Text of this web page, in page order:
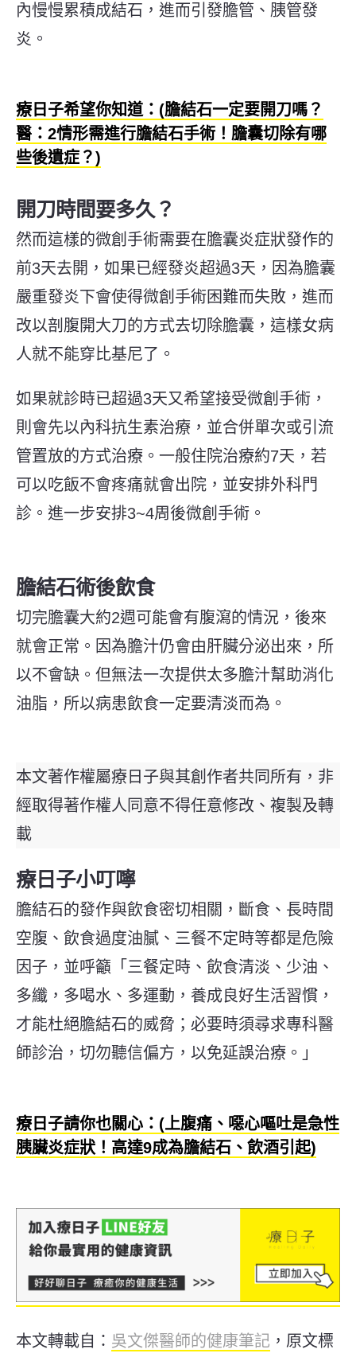
內慢慢累積成結石，進而引發膽管、胰管發
炎。
療日子希望你知道：(膽結石一定要開刀嗎？
醫：2情形需進行膽結石手術！膽囊切除有哪
些後遺症？)
開刀時間要多久？
然而這樣的微創手術需要在膽囊炎症狀發作的
前3天去開，如果已經發炎超過3天，因為膽囊
嚴重發炎下會使得微創手術困難而失敗，進而
改以剖腹開大刀的方式去切除膽囊，這樣女病
人就不能穿比基尼了。
如果就診時已超過3天又希望接受微創手術，
則會先以內科抗生素治療，並合併單次或引流
管置放的方式治療。一般住院治療約7天，若
可以吃飯不會疼痛就會出院，並安排外科門
診。進一步安排3~4周後微創手術。
膽結石術後飲食
切完膽囊大約2週可能會有腹瀉的情況，後來
就會正常。因為膽汁仍會由肝臟分泌出來，所
以不會缺。但無法一次提供太多膽汁幫助消化
油脂，所以病患飲食一定要清淡而為。
本文著作權屬療日子與其創作者共同所有，非
經取得著作權人同意不得任意修改、複製及轉
載
療日子小叮嚀
膽結石的發作與飲食密切相關，斷食、長時間
空腹、飲食過度油膩、三餐不定時等都是危險
因子，並呼籲「三餐定時、飲食清淡、少油、
多纖，多喝水、多運動，養成良好生活習慣，
才能杜絕膽結石的威脅；必要時須尋求專科醫
師診治，切勿聽信偏方，以免延誤治療。」
療日子請你也關心：(上腹痛、噁心嘔吐是急性
胰臟炎症狀！高達9成為膽結石、飲酒引起)
本文轉載自： 吳文傑醫師的健康筆記 ，原文標